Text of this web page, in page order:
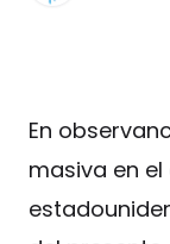
En
masiva en